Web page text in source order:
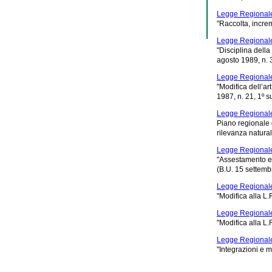
Legge
"Raccolta,
Legge
"Disciplina della
agosto 1989, n.
Legge
"Modifica
1987, n. 21, 1º
Legge
Piano
rilevanza
Legge
"Assestamento
(B.U. 15
Legge
"Modifica alla
Legge
"Modifica alla
Legge
"Integrazioni e